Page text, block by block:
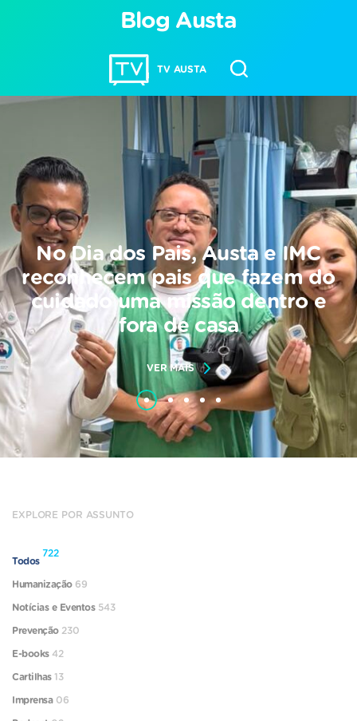
TV AUSTA
Blog Austa
No Dia dos Pais, Austa e IMC
reconhecem pais que fazem do
cuidado uma missão dentro e
fora de casa
VER MAIS
EXPLORE POR ASSUNTO
Todos
722
Humanização 69
Notícias e Eventos 543
Prevenção 230
E-books 42
Cartilhas13
Imprensa 06